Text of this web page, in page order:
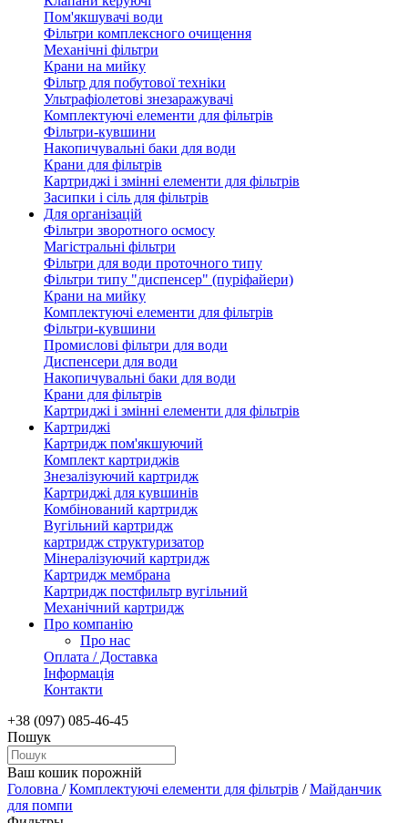
Пом'якшувачі води
Фільтри комплексного очищення
Механічні фільтри
Крани на мийку
Фільтр для побутової техніки
Ультрафіолетові знезаражувачі
Комплектуючі елементи для фільтрів
Фільтри-кувшини
Накопичувальні баки для води
Крани для фільтрів
Картриджі і змінні елементи для фільтрів
Засипки і сіль для фільтрів
Для організацій
Фільтри зворотного осмосу
Магістральні фільтри
Фільтри для води проточного типу
Фільтри типу "диспенсер" (пуріфайери)
Крани на мийку
Комплектуючі елементи для фільтрів
Фільтри-кувшини
Промислові фільтри для води
Диспенсери для води
Накопичувальні баки для води
Крани для фільтрів
Картриджі і змінні елементи для фільтрів
Картриджі
Картридж пом'якшуючий
Комплект картриджів
Знезалізуючий картридж
Картриджі для кувшинів
Комбінований картридж
Вугільний картридж
картридж структуризатор
Мінералізуючий картридж
Картридж мембрана
Картридж постфильтр вугільний
Механічний картридж
Про компанію
Про нас
Оплата / Доставка
Інформація
Контакти
+38 (097) 085-46-45
Пошук
Ваш кошик порожній
Головна /Комплектуючі елементи для фільтрів /Майданчик
для помпи